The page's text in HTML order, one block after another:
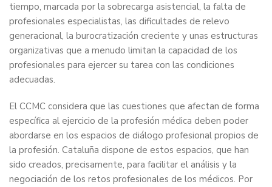
tiempo, marcada por la sobrecarga asistencial, la falta de
profesionales especialistas, las dificultades de relevo
generacional, la burocratización creciente y unas estructuras
organizativas que a menudo limitan la capacidad de los
profesionales para ejercer su tarea con las condiciones
adecuadas.
El CCMC considera que las cuestiones que afectan de forma
específica al ejercicio de la profesión médica deben poder
abordarse en los espacios de diálogo profesional propios de
la profesión. Cataluña dispone de estos espacios, que han
sido creados, precisamente, para facilitar el análisis y la
negociación de los retos profesionales de los médicos. Por